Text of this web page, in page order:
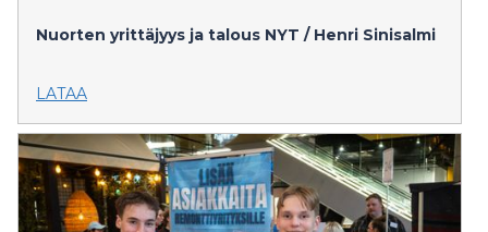
Nuorten yrittäjyys ja talous NYT / Henri Sinisalmi
LATAA